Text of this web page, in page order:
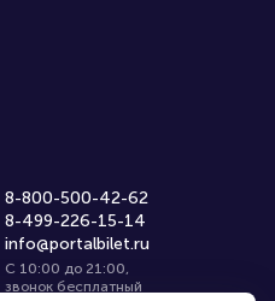
8-800-500-42-62
8-499-226-15-14
info@portalbilet.ru
С 10:00 до 21:00,
звонок бесплатный